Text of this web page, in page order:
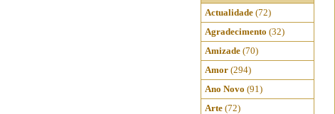
Actualidade (72)
Agradecimento (32)
Amizade (70)
Amor (294)
Ano Novo (91)
Arte (72)